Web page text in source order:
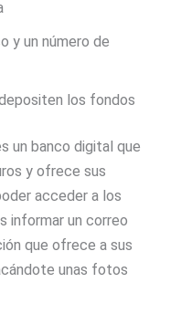
y un número de
los fondos
un banco digital que
y ofrece sus
acceder a los
informar un correo
que ofrece a sus
unas fotos